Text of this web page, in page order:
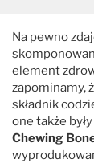
Na pewno
element
zapominamy,
składnik
one także
Chewing